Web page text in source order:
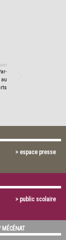
> espace presse
> public scolaire
MÉCÉNAT